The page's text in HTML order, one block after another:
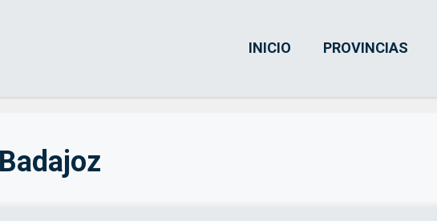
INICIO PROVINCIAS